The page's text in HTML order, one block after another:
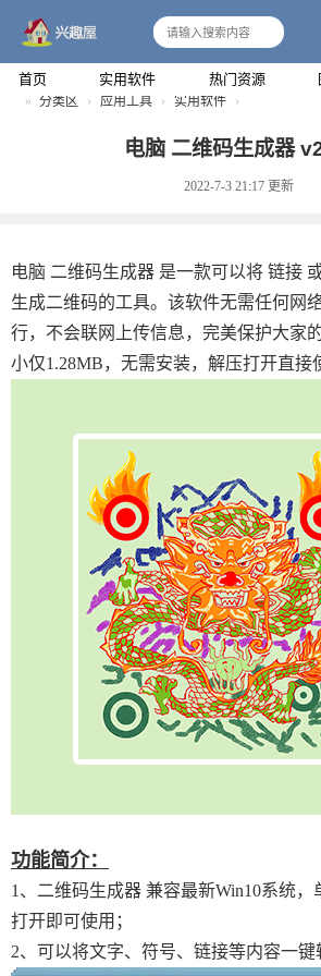
首页 实用软件 热门资源
» 分类区 › 应用工具 › 实用软件 ›
电脑 二维码生成器
2022-7-3 21:17 更新
电脑 二维码生成器 是一款可以将 链接
生成二维码的工具。该软件无需任何网
行，不会联网上传信息，完美保护大家
小仅1.28MB，无需安装，解压打开直接
功能简介：
1、二维码生成器 兼容最新Win10系统
打开即可使用；
2、可以将文字、符号、链接等内容一键